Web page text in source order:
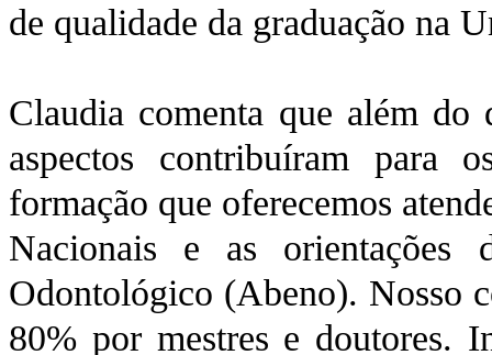
de qualidade da graduação na
Claudia comenta que além do
aspectos contribuíram para
formação que oferecemos
Nacionais e as orientações
Odontológico (Abeno). Nosso
80% por mestres e doutores.